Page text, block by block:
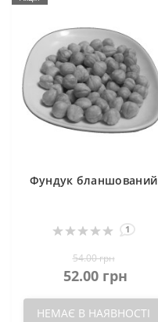
Фундук бланшований
1
54.00 грн
52.00 грн
НЕМАЄ В НАЯВНОСТІ